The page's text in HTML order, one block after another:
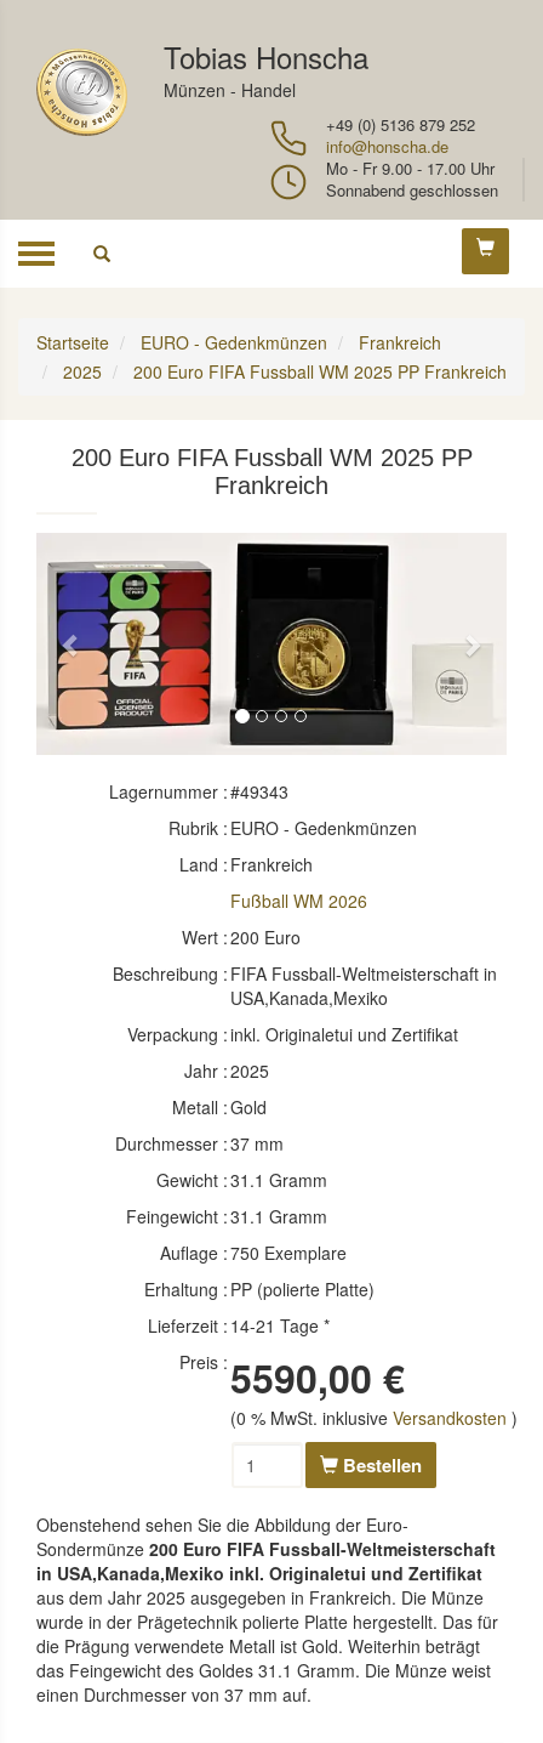
Tobias Honscha
Münzen - Handel
+49 (0) 5136 879 252
info@honscha.de
Mo - Fr 9.00 - 17.00 Uhr
Sonnabend geschlossen
Toggle
Startseite EURO - Gedenkmünzen
Frankreich
2025
200 Euro FIFA Fussball WM 2025 PP Frankreich
200 Euro FIFA Fussball WM 2025 PP
Frankreich
Previous Next
Lagernummer :#49343
Rubrik : EURO - Gedenkmünzen
Land : Frankreich
Fußball WM 2026
Wert :200 Euro
Beschreibung : FIFA Fussball-Weltmeisterschaft in
USA,Kanada,Mexiko
Verpackung :inkl. Originaletui und Zertifikat
Jahr :2025
Metall :Gold
Durchmesser :37 mm
Gewicht :31.1 Gramm
Feingewicht :31.1 Gramm
Auflage :750 Exemplare
Erhaltung : PP (polierte Platte)
Lieferzeit : 14-21 Tage *
Preis : 5590,00 €
(0 % MwSt. inklusiveVersandkosten )
Bestellen
Obenstehend sehen Sie die Abbildung der Euro-
Sondermünze 200 Euro FIFA Fussball-Weltmeisterschaft
in USA,Kanada,Mexiko inkl. Originaletui und Zertifikat
aus dem Jahr 2025 ausgegeben in Frankreich. Die Münze
wurde in der Prägetechnik polierte Platte hergestellt. Das für
die Prägung verwendete Metall ist Gold. Weiterhin beträgt
das Feingewicht des Goldes 31.1 Gramm. Die Münze weist
einen Durchmesser von 37 mm auf.